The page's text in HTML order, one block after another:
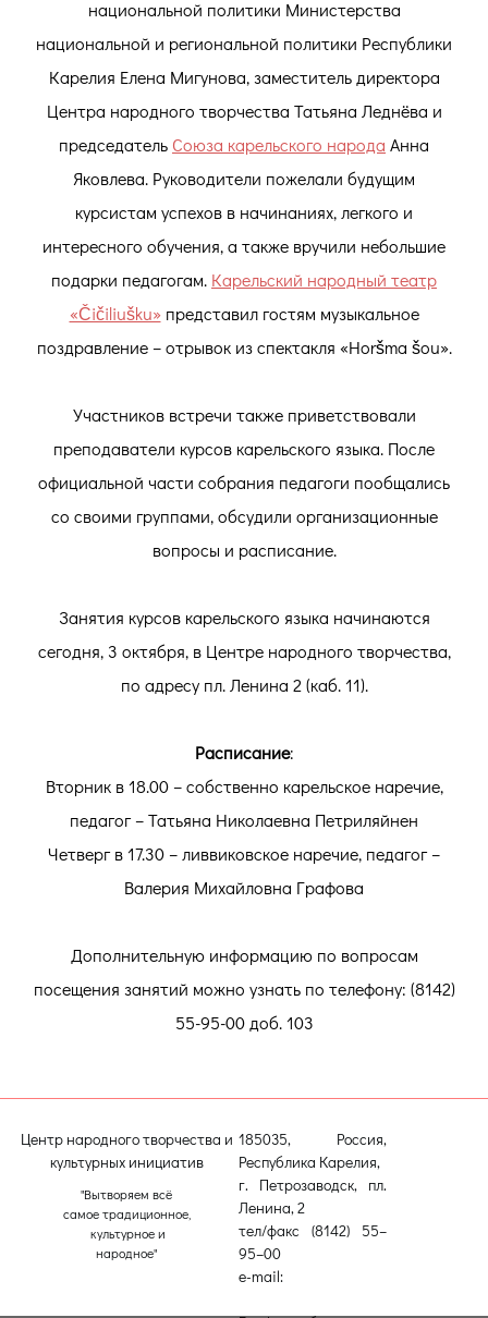
национальной политики Министерства
национальной и региональной политики Республики
Карелия Елена Мигунова, заместитель директора
Центра народного творчества Татьяна Леднёва и
председатель Союза карельского народа Анна
Яковлева. Руководители пожелали будущим
курсистам успехов в начинаниях, легкого и
интересного обучения, а также вручили небольшие
подарки педагогам. Карельский народный театр
«Čičiliušku»представил гостям музыкальное
поздравление – отрывок из спектакля «Horšma šou».
Участников встречи также приветствовали
преподаватели курсов карельского языка. После
официальной части собрания педагоги пообщались
со своими группами, обсудили организационные
вопросы и расписание.
Занятия курсов карельского языка начинаются
сегодня, 3 октября, в Центре народного творчества,
по адресу пл. Ленина 2 (каб. 11).
Расписание:
Вторник в 18.00 – собственно карельское наречие,
педагог – Татьяна Николаевна Петриляйнен
Четверг в 17.30 – ливвиковское наречие, педагог –
Валерия Михайловна Графова
Дополнительную информацию по вопросам
посещения занятий можно узнать по телефону: (8142)
55-95-00 доб. 103
Центр народного творчества и
культурных инициатив
"Вытворяем всё
самое традиционное,
культурное и
народное"
185035, Россия,
Республика Карелия,
г. Петрозаводск, пл.
Ленина, 2
тел/факс (8142) 55–
95–00
e-mail: